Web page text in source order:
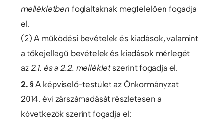
mellékletben foglaltaknak megfelelően fogadja
el.
(2) A működési bevételek és kiadások, valamint
a tőkejellegű bevételek és kiadások mérlegét
az 2.1. és a 2.2. melléklet szerint fogadja el.
2. § A képviselő-testület az Önkormányzat
2014. évi zárszámadását részletesen a
következők szerint fogadja el: